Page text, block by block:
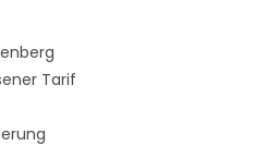
Tarif